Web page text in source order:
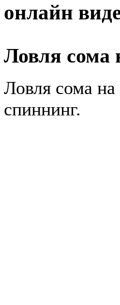
онлайн
Ловля сома
Ловля сома
спиннинг.